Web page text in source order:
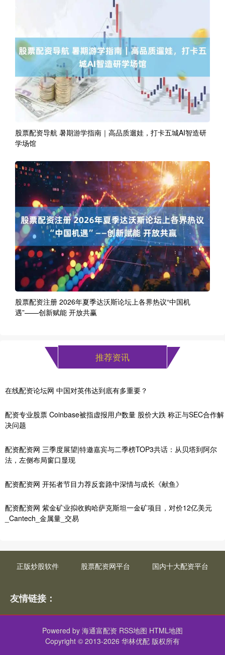
股票配资导航 暑期游学指南｜高品质遛娃，打卡五城AI智造研
学场馆
股票配资注册 2026年夏季达沃斯论坛上各界热议“中国机
遇”——创新赋能 开放共赢
推荐资讯
在线配资论坛网 中国对英伟达到底有多重要？
配资专业股票 Coinbase被指虚报用户数量 股价大跌 称正与SEC合作解
决问题
配资配资网 三季度展望|特邀嘉宾与二季榜TOP3共话：从贝塔到阿尔
法，左侧布局窗口显现
配资配资网 开拓者节目力荐反套路中深情与成长《献鱼》
配资配资网 紫金矿业拟收购哈萨克斯坦一金矿项目，对价12亿美元
_Cantech_金属量_交易
正版炒股软件 股票配资网平台 国内十大配资平台
友情链接：
Powered by 海通富配资 RSS地图 HTML地图
Copyright © 2013-2026 华林优配 版权所有